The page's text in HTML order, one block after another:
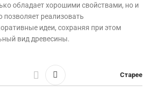
обладает хорошими свойствами, но и
позволяет реализовать
идеи, сохраняя при этом
вид древесины.
Старее